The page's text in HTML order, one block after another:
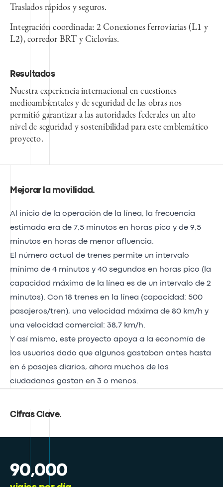
Traslados rápidos y seguros.
Integración coordinada: 2 Conexiones ferroviarias (L1 y
L2), corredor BRT y Ciclovías.
Resultados
Nuestra experiencia internacional en cuestiones
medioambientales y de seguridad de las obras nos
permitió garantizar a las autoridades federales un alto
nivel de seguridad y sostenibilidad para este emblemático
proyecto.
Mejorar la movilidad .
Al inicio de la operación de la línea, la frecuencia
estimada era de 7,5 minutos en horas pico y de 9,5
minutos en horas de menor afluencia.
El número actual de trenes permite un intervalo
mínimo de 4 minutos y 40 segundos en horas pico (la
capacidad máxima de la línea es de un intervalo de 2
minutos). Con 18 trenes en la línea (capacidad: 500
pasajeros/tren), una velocidad máxima de 80 km/h y
una velocidad comercial: 38,7 km/h.
Y así mismo, este proyecto apoya a la economía de
los usuarios dado que algunos gastaban antes hasta
en 6 pasajes diarios, ahora muchos de los
ciudadanos gastan en 3 o menos.
Cifras Clave.
90,000